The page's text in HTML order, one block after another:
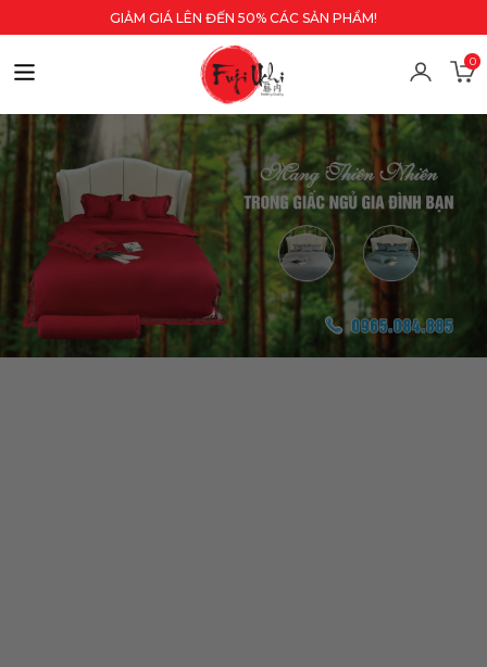
GIẢM GIÁ LÊN ĐẾN 50% CÁC SẢN PHẨM!
0